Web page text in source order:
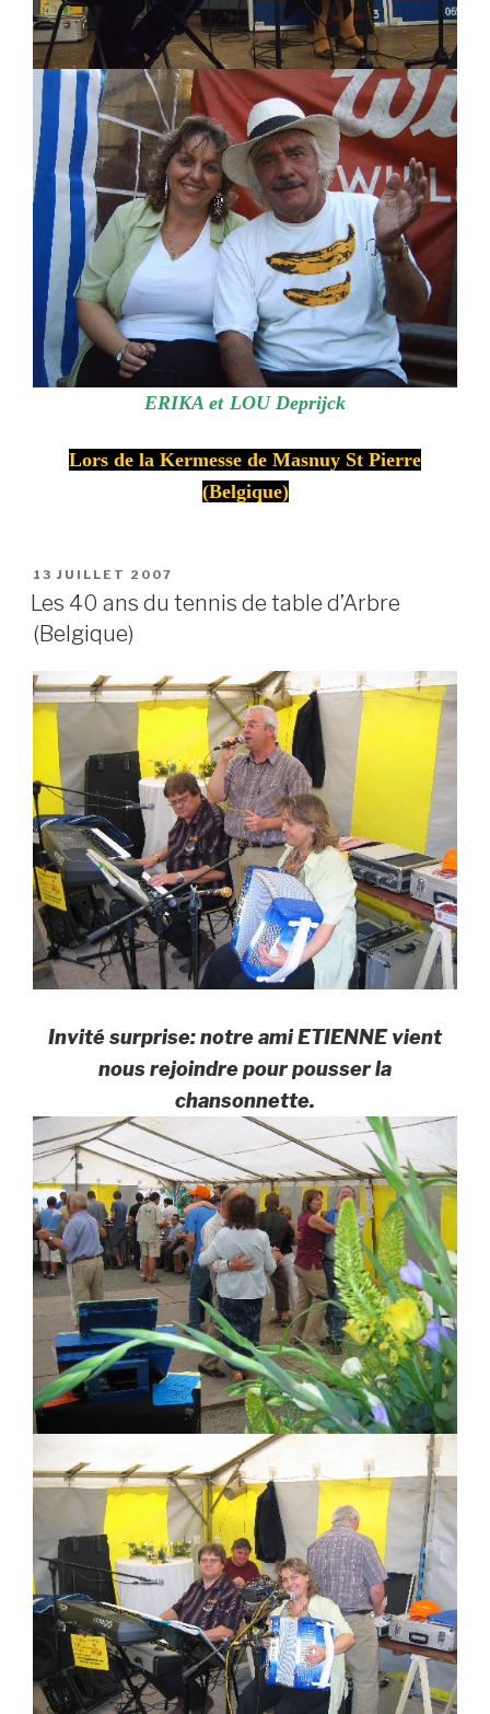
ERIKA et LOU Deprijck
Lors de la Kermesse de Masnuy St Pierre
(Belgique)
POSTED
ON
13 JUILLET 2007
Les 40 ans du tennis de table d’Arbre
(Belgique)
Invité surprise: notre ami ETIENNE vient
nous rejoindre pour pousser la
chansonnette.